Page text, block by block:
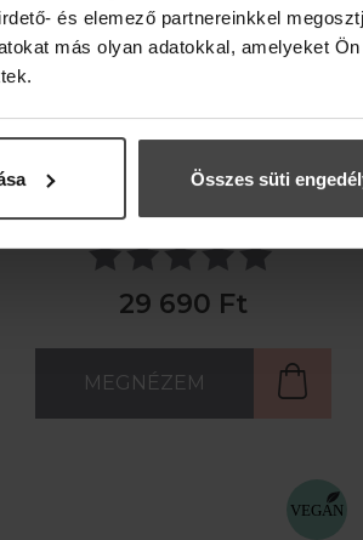
és elemező partnereinkkel
más olyan adatokkal, amelyeket
Összes süti
HUNGARIAN SPRING ELIXÍR
természetes antioxidáns
29 690 Ft
MEGNÉZEM